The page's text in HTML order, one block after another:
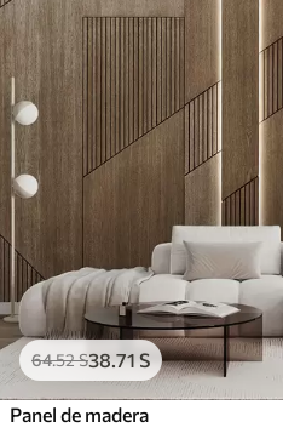
64.52S38.71 S
Panel de madera